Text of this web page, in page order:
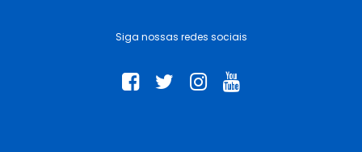
Siga nossas redes sociais